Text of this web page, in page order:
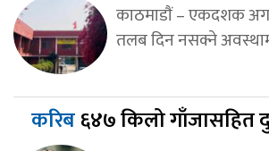
काठमाडाैं – एकदशक
तलब दिन नसक्ने
करिब६४७ किलो गाँजासहित